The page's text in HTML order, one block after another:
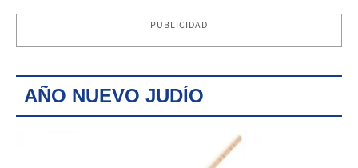
PUBLICIDAD
AÑO NUEVO JUDÍO